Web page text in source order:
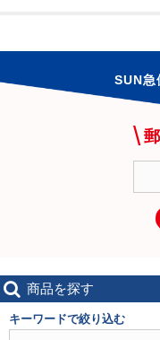
SUN急
商品を探す
キーワードで絞り込む